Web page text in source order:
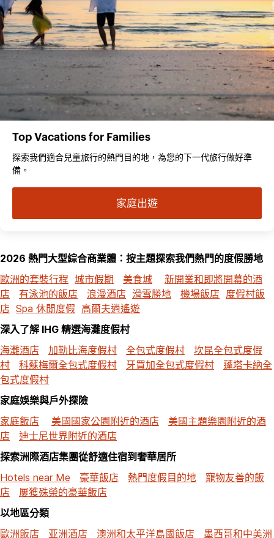
Top Vacations for Families
探索我們適合兒童旅行的熱門目的地，為您的下一代旅行做好準
備。
家庭出遊
2026 熱門大型綜合商業體：按主題探索我們熱門的度假勝地
歐洲的套裝行程 城市假期 美食城
新開業和即將開幕的酒
店
有泳池的飯店 浪漫酒店 滑雪勝地 機場飯店 度假村飯
店 Spa 休閒度假 高爾夫逍遙遊
深入了解 IHG 精選海灘度假村
海灘酒店
加勒比海度假村 全包式度假村
坎昆全包式度假
村
科蘇梅爾全包式度假村 牙買加全包式度假村
蓬塔卡納全
包式度假村
家庭娛樂與戶外探險
家庭飯店
美國國家公園附近的酒店
美國主題樂園附近的酒
店
迪士尼世界附近的酒店
探索洲際酒店集團從舒適住宿到奢華居所
Hotels near Me
豪華飯店 熱門度假目的地
寵物友善的飯
店
屢獲殊榮的豪華飯店
以地區分類
歐洲飯店
亚洲酒店 澳洲和太平洋島國飯店 墨西哥和中美洲